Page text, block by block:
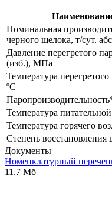
Номинальная
черного щелока, т/сут.
Давление перегретого
(изб.), МПа
Температура
ºС
Температура
Температура горячего
Степень восстановления
Документы
Номенклатурный
11.7 Мб